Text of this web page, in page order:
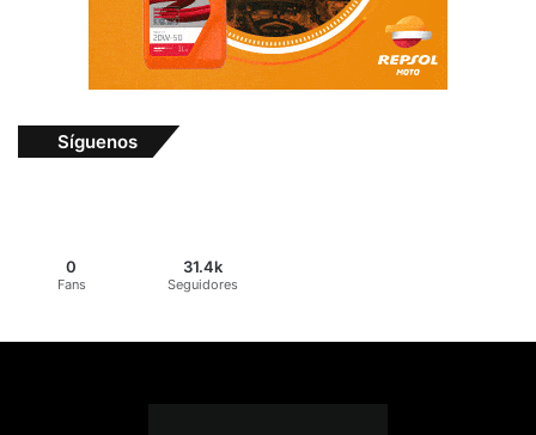
Síguenos
0
Fans
31.4k
Seguidores